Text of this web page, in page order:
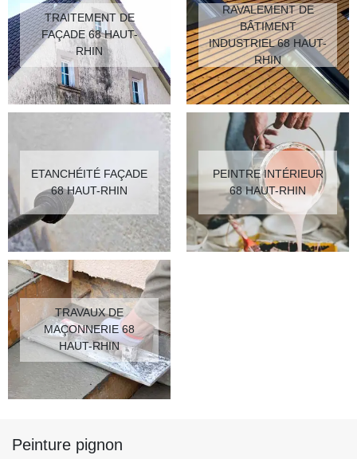
TRAITEMENT DE
FAÇADE 68 HAUT-
RHIN
RAVALEMENT DE
BÂTIMENT
INDUSTRIEL 68 HAUT-
RHIN
ETANCHÉITÉ FAÇADE
68 HAUT-RHIN
PEINTRE INTÉRIEUR
68 HAUT-RHIN
TRAVAUX DE
MAÇONNERIE 68
HAUT-RHIN
Peinture pignon